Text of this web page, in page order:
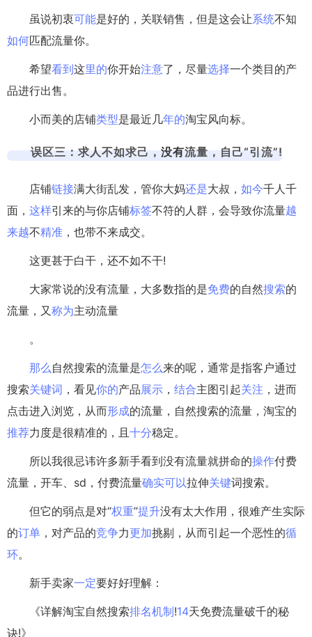
虽说初衷可能是好的，关联销售，但是这会让系统不知
如何匹配流量你。
希望看到这里的你开始注意了，尽量选择一个类目的产
品进行出售。
小而美的店铺类型是最近几年的淘宝风向标。
误区三：求人不如求己， 没有流量，自己“引流”!
店铺链接满大街乱发，管你大妈还是大叔， 如今千人千
面， 这样引来的与你店铺标签不符的人群，会导致你流量越
来越不精准 ，也带不来成交。
这更甚于白干，还不如不干!
大家常说的没有流量，大多数指的是免费的自然搜索的
流量，又称为主动流量
。
那么自然搜索的流量是怎么来的呢，通常是指客户通过
搜索关键词 ，看见你的产品展示 ， 结合主图引起关注 ，进而
点击进入浏览，从而形成的流量，自然搜索的流量，淘宝的
推荐力度是很精准的，且 十分稳定。
所以我很忌讳许多新手看到没有流量就拼命的操作付费
流量，开车、sd，付费流量确实可以拉伸关键词搜索。
但它的弱点是对“权重”提升没有太大作用，很难产生实际
的订单 ，对产品的竞争力更加挑剔，从而引起一个恶性的循
环。
新手卖家一定要好好理解：
《详解淘宝自然搜索排名机制!14天免费流量破千的秘
诀!》